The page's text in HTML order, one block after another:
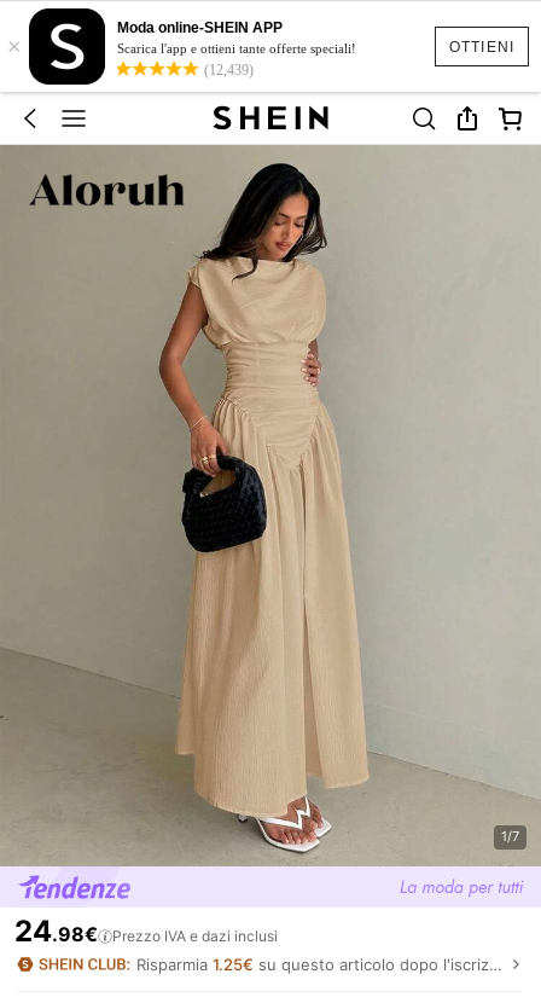
OTTIENI
×
Moda online-SHEIN APP
Scarica l'app e ottieni tante offerte speciali!
(12,439)
1/7
24.98€ Prezzo IVA e dazi inclusi
Risparmia1.25€ su questo articolo dopo l'iscrizione.